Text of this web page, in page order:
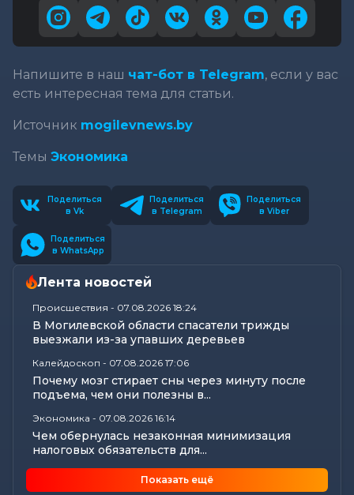
Напишите в наш чат-бот в Telegram, если у вас
есть интересная тема для статьи.
Источник mogilevnews.by
Темы Экономика
Поделиться
в Vk
Поделиться
в Telegram
Поделиться
в Viber
Поделиться
в WhatsApp
Лента новостей
Происшествия - 07.08.2026 18:24
В Могилевской области спасатели трижды
выезжали из-за упавших деревьев
Калейдоскоп - 07.08.2026 17:06
Почему мозг стирает сны через минуту после
подъема, чем они полезны в...
Экономика - 07.08.2026 16:14
Чем обернулась незаконная минимизация
налоговых обязательств для...
Цифры, технологии и кадры: главные итоги
Показать ещё